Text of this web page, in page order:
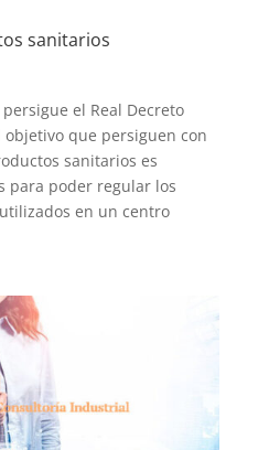
sanitarios
el Real Decreto
objetivo que persiguen con
sanitarios es
para poder regular los
en un centro